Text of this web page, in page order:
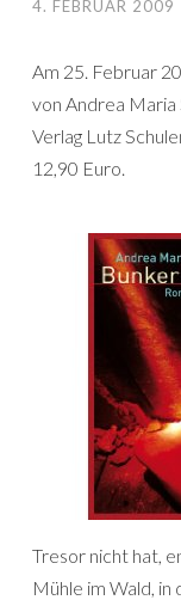
4. FEBRUAR 2009
Am 25. Februar
von Andrea Maria
Verlag Lutz
12,90 Euro.
Tresor nicht hat,
Mühle im Wald, in